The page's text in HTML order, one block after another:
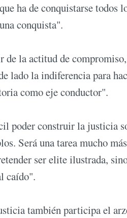
ha de conquistarse todos
conquista".
la actitud de
lado la indiferencia para
como eje conductor".
construir la justicia
Será una tarea mucho
ser elite ilustrada,
caído".
también participa el